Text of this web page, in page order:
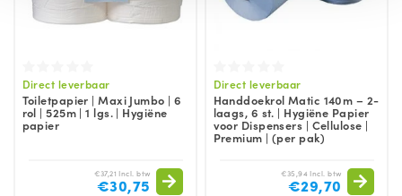
Direct leverbaar
Toiletpapier | Maxi Jumbo | 6
rol | 525m | 1 lgs. | Hygiëne
papier
€37,21 Incl. btw
€30,75
Direct leverbaar
Handdoekrol Matic 140m – 2-
laags, 6 st. | Hygiëne Papier
voor Dispensers | Cellulose |
Premium | (per pak)
€35,94 Incl. btw
€29,70